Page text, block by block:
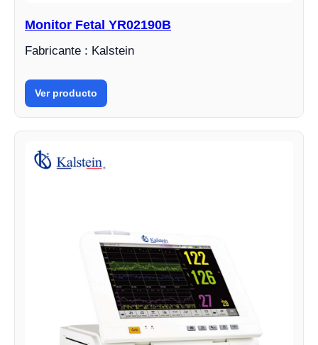
Monitor Fetal YR02190B
Fabricante : Kalstein
Ver producto